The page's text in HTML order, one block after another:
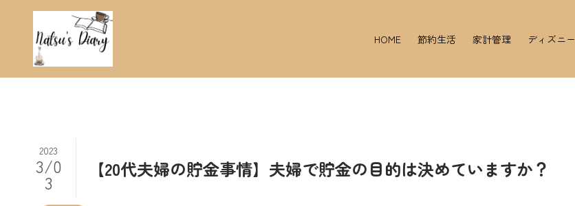
HOME 節約生活 家計管理 ディズニー
【20代夫婦の貯金事情】夫婦で貯金の目的は決めていますか？
2023
3/0
3